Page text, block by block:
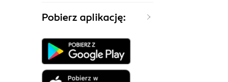
Pobierz aplikację: